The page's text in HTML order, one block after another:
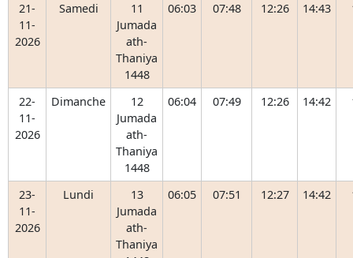
21-
11-
2026
Samedi
11
Jumada
ath-
Thaniya
1448
06:03 07:48 12:26 14:43
22-
11-
2026
Dimanche
12
Jumada
ath-
Thaniya
1448
06:04 07:49 12:26 14:42
23-
11-
2026
Lundi
13
Jumada
ath-
Thaniya
06:05 07:51 12:27 14:42